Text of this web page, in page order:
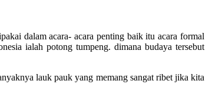
dalam acara- acara penting baik itu acara formal
ialah potong tumpeng. dimana budaya tersebut
lauk pauk yang memang sangat ribet jika kita